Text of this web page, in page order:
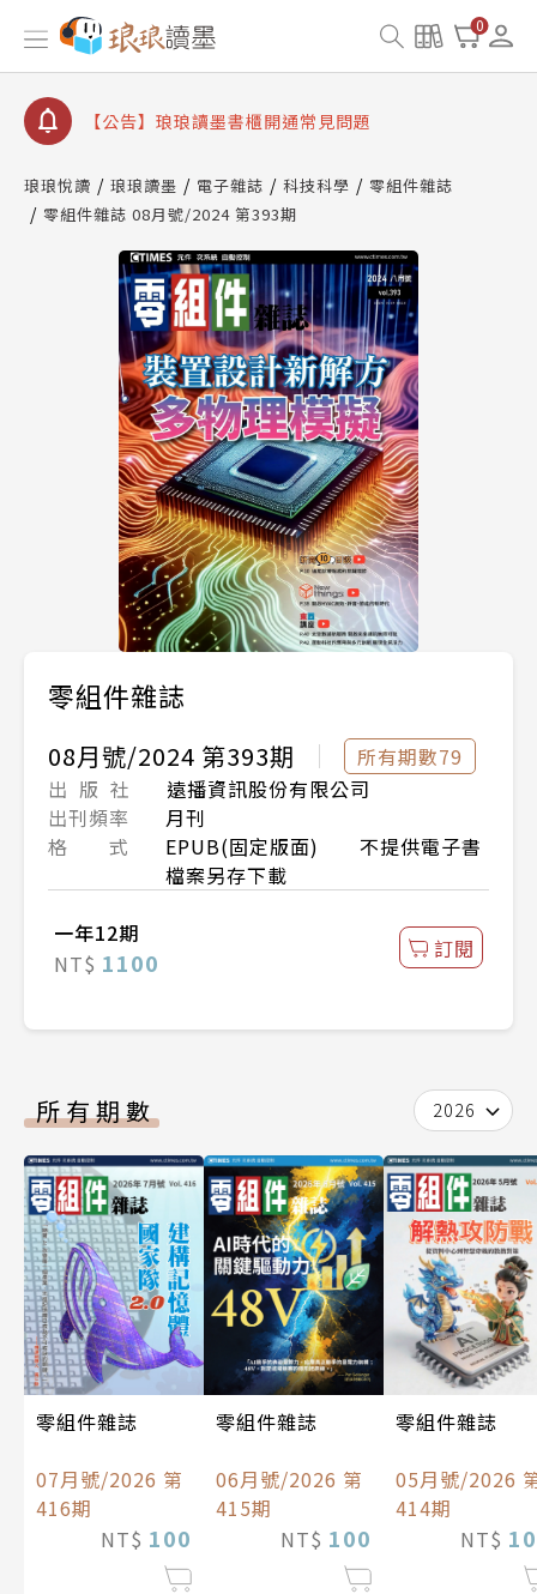
0
【公告】因 Readmoo 讀墨系統維護中，本站同步暫
停部分閱讀服務
【公告】琅琅讀墨數位閱讀資產合併與書櫃開通申請
【公告】琅琅讀墨書櫃開通常見問題
請圖文教學
【公告】琅琅書店服務升級重要說明及資產合併結果
查詢
【公告】因 Readmoo 讀墨系統維護中，本站同步暫
停部分閱讀服務
琅琅悅讀 琅琅讀墨 電子雜誌 科技科學
零組件雜誌
零組件雜誌 08月號/2024 第393期
零組件雜誌
08月號/2024 第393期
所有期數79
出 版 社
遠播資訊股份有限公司
出刊頻率
月刊
格 式
EPUB(固定版面) 不提供電子書
檔案另存下載
一年12期
NT$ 1100 訂閱
所有期數 2026
零組件雜誌
07月號/2026 第
416期
NT$ 100
零組件雜誌
06月號/2026 第
415期
NT$ 100
零組件雜誌
05月號/2026
414期
NT$